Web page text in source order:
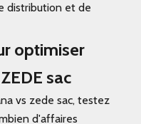
distribution et de
optimiser
sac
vs zede sac, testez
d'affaires